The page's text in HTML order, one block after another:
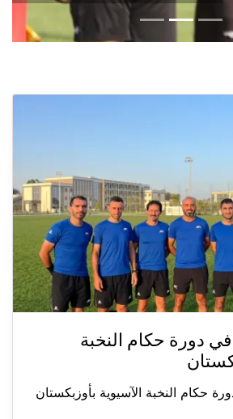
في دورة حكام النخبة
حكام النخبة الآسيوية بأوزبكستان